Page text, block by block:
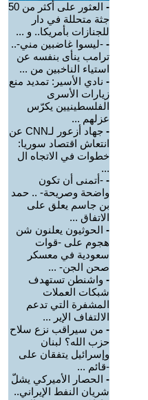
-
العثور على أكثر من 50
جثة متحللة في دار
للجنازات بأمريكا.. و ...
- -ليسوا غاضبين مني-..
ترامب ينأى بنفسه عن
استياء الناخبين من ...
- نادي الأسير: تمديد منع
زيارات الأسرى
الفلسطينيين يكرّس
عزلهم ...
-
جهاد أزعور لـCNN عن
انتعاش اقتصاد سوريا:
خطوات في الاتجاه ال
...
- -أتمنى أن تكون
واضحة وصريحة- .. حمد
بن جاسم يعلق على
الاتفاق ...
- الحوثيون يعلنون شن
هجوم على -قوات
سعودية في معسكر
صحن الجن- ...
- واشنطن تستهدف
شبكات العملات
المشفرة التي تدعم
الالتفاف الإير ...
- من سيراقب نزع سلاح
حزب الله؟ لبنان
وإسرائيل يتفقان على
-قائم ...
- الحصار الأميركي يشلّ
شريان النفط الإيراني..